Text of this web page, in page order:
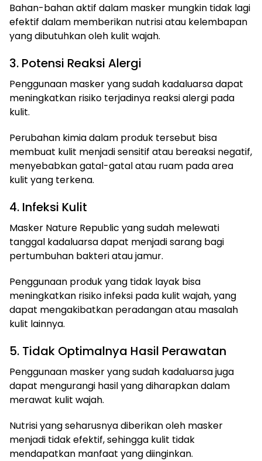
Bahan-bahan aktif dalam masker mungkin tidak lagi
efektif dalam memberikan nutrisi atau kelembapan
yang dibutuhkan oleh kulit wajah.
3. Potensi Reaksi Alergi
Penggunaan masker yang sudah kadaluarsa dapat
meningkatkan risiko terjadinya reaksi alergi pada
kulit.
Perubahan kimia dalam produk tersebut bisa
membuat kulit menjadi sensitif atau bereaksi negatif,
menyebabkan gatal-gatal atau ruam pada area
kulit yang terkena.
4. Infeksi Kulit
Masker Nature Republic yang sudah melewati
tanggal kadaluarsa dapat menjadi sarang bagi
pertumbuhan bakteri atau jamur.
Penggunaan produk yang tidak layak bisa
meningkatkan risiko infeksi pada kulit wajah, yang
dapat mengakibatkan peradangan atau masalah
kulit lainnya.
5. Tidak Optimalnya Hasil Perawatan
Penggunaan masker yang sudah kadaluarsa juga
dapat mengurangi hasil yang diharapkan dalam
merawat kulit wajah.
Nutrisi yang seharusnya diberikan oleh masker
menjadi tidak efektif, sehingga kulit tidak
mendapatkan manfaat yang diinginkan.